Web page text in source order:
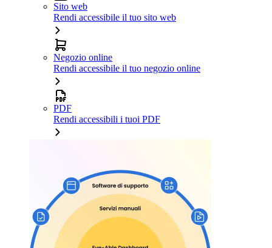
Sito web
Rendi accessibile il tuo sito web
Negozio online
Rendi accessibile il tuo negozio online
PDF
Rendi accessibili i tuoi PDF